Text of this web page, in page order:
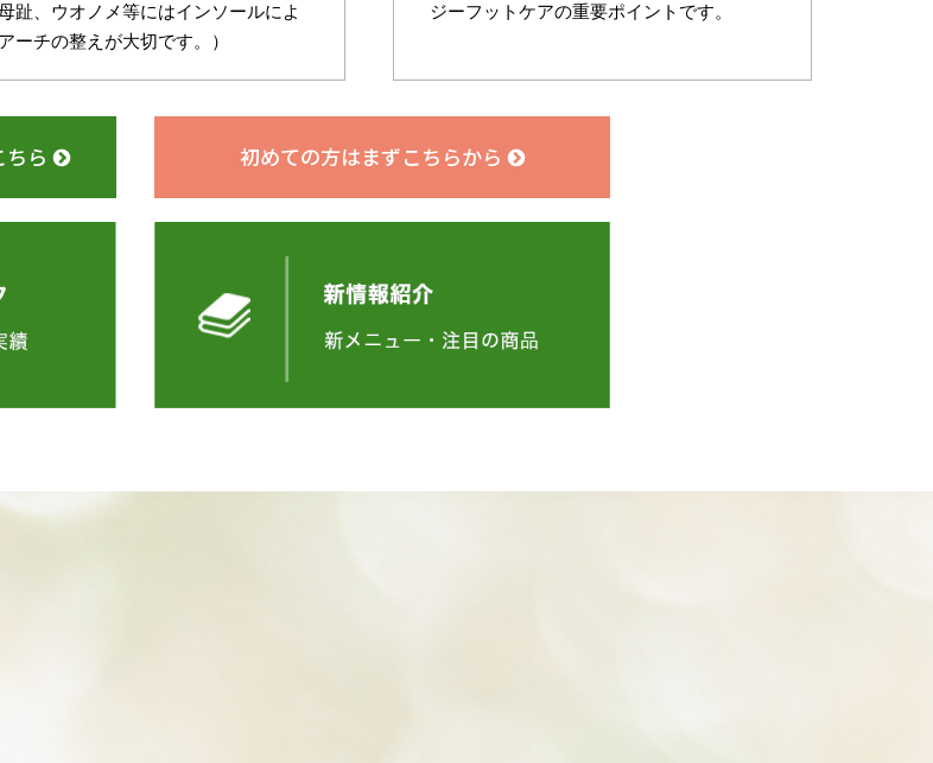
趾、ウオノメ等にはインソールによ
ーチの整えが大切です。）
ジーフットケアの重要ポイントです。
ら 初めての方はまずこちらから